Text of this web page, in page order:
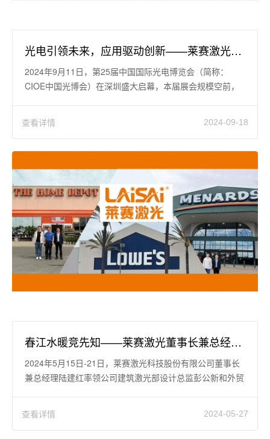
光电引领未来，应用驱动创新——莱赛激光参加第二十五届中国国际光电博览会纪实
2024年9月11日，第25届中国国际光电博览会（简称：
CIOE中国光博会）在深圳盛大启幕，本届展会规模空前，
查看详情
2024-09-18
春江水暖竞先知——莱赛激光董事长兼总经理陆建红率团赴北美专业市场考察调研访问侧记
2024年5月15日-21日，莱赛激光科技股份有限公司董事长
兼总经理陆建红率领公司建筑激光部设计总监彭公新和外贸
查看详情
2024-05-27